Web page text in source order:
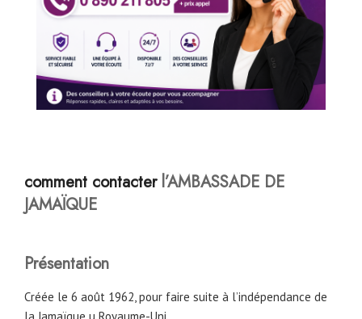
comment contacter l’AMBASSADE DE
JAMAÏQUE
Présentation
Créée le 6 août 1962, pour faire suite à l’indépendance de